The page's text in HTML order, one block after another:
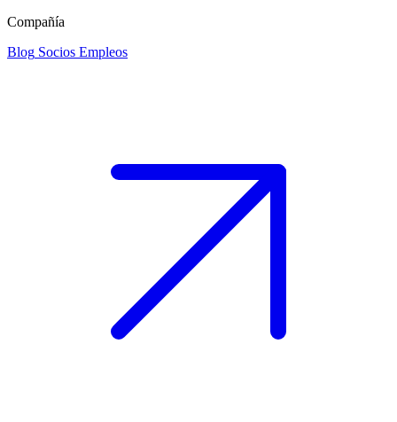
Compañía
Blog Socios Empleos